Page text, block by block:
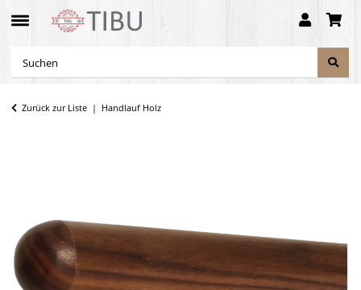
Zurück zur Liste Handlauf Holz